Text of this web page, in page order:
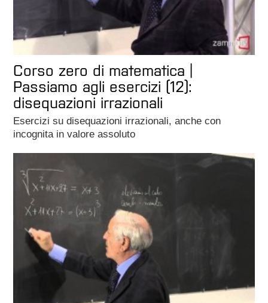
Corso zero di matematica |
Passiamo agli esercizi (12):
disequazioni irrazionali
Esercizi su disequazioni irrazionali, anche con
incognita in valore assoluto